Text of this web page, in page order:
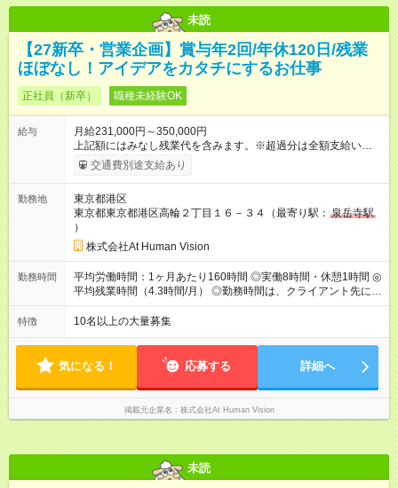
未読
【27新卒・営業企画】賞与年2回/年休120日/残業
ほぼなし！アイデアをカタチにするお仕事
正社員（新卒） 職種未経験OK
給与
月給231,000円～350,000円
上記額にはみなし残業代を含みます。※超過分は全額支給いたし
ます。 みなし残業代 24,000円 ～ 37,000円／月 みなし残業時
間 15時間／月 【給与】 月給： 大卒・院卒 ：243，000
（固定残業代 24，000円） 賞与：年２回 （業績連動型） 昇
給：年２回（3月、9月) 試用期間：6ヶ月 ※上記額にはみなし残
業代（月15時間分）が含まれた 金額になります。超過分は追加
で全額支給。 【頑張りを給与・キャリアに還元します】 年に2
回⼈事評価があり等級が決まります。 等級に合わせた給与設定
のため、若い内からでも頑張り次第で給与アップが叶います。
⼀般職（20～31万円）→リーダー（⽉給26～36万円） →係⻑
～58万円） 【試用期間】試用期間あり 試用期間の長さ：6ヶ月
※ 雇用形態と給与に、本採用時と異なる部分があります。 雇用
形態：本採用時と同じです。 給与：月給 224,000円 ～ 330,000
円 上記額にはみなし残業代を含みます。※超過分は全額支給い
たします。 みなし残業代 24,000円 ～ 34,000円／月 みなし残業
時間 15時間／月
交通費別途支給あり
勤務地
東京都港区
東京都東京都港区高輪２丁目１６－３４（最寄り駅： 泉岳寺駅
）
株式会社At Human Vision
勤務時間
平均労働時間：1ヶ月あたり160時間 ◎実働8時間・休憩1時間 ◎
平均残業時間（4.3時間/月） ◎勤務時間は、クライアント先に
より異なります。 ※＜シフト例＞ 10:00～19:00／11:00～
20:00 平均労働時間：1ヶ月あたり160時間 ◎実働8時間・休憩1
先に より異なります。 ※＜シフト例＞ 10:00～19:00／11:00
～20:00
特徴 10名以上の大量募集
気になる！ 応募する 詳細へ
掲載元企業名 株式会社At Human Vision
未読